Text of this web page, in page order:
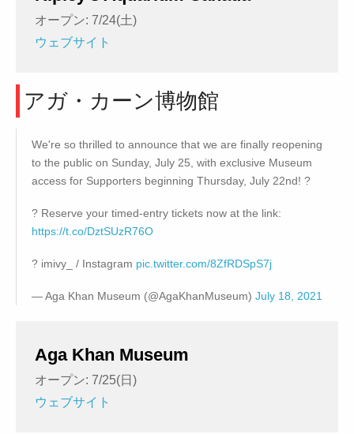
オープン: 7/24(土)
ウェブサイト
アガ・カーン博物館
We're so thrilled to announce that we are finally reopening
to the public on Sunday, July 25, with exclusive Museum
access for Supporters beginning Thursday, July 22nd! ?
?️ Reserve your timed-entry tickets now at the link:
https://t.co/DztSUzR76O
? imivy_ / Instagram pic.twitter.com/8ZfRDSpS7j
— Aga Khan Museum (@AgaKhanMuseum) July 18, 2021
Aga Khan Museum
オープン: 7/25(日)
ウェブサイト